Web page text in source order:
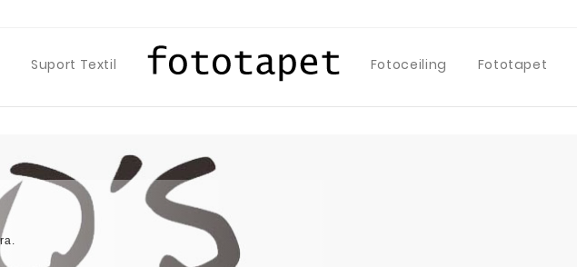
Suport Textil Fotoceiling Fototapet